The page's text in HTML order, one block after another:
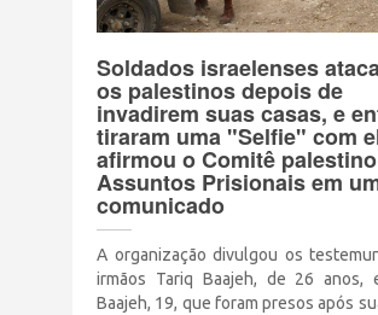
Terrorismo Israelense
AÇÕES
Clube Brasil Palestina
Eventos
Soldados israelenses
os palestinos depois de
invadirem suas casas, e
tiraram uma "Selfie" com
afirmou o Comitê
Assuntos Prisionais em
comunicado
A organização divulgou os
irmãos Tariq Baajeh, de 26 anos,
Baajeh, 19, que foram presos após